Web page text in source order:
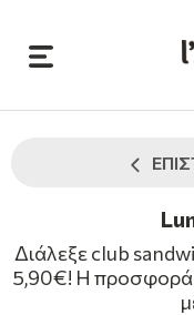
Διάλεξε club
5,90€! Η προσφορά